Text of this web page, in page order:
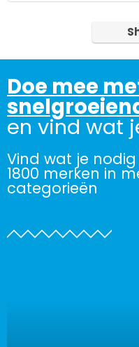
Doe mee
en vind wat
Vind wat je
1800 merken in
categorieën